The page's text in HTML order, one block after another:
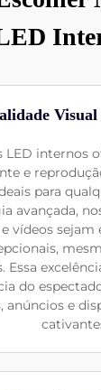
Visual
LED internos
e
para
avançada,
vídeos
Essa
do
anúncios e